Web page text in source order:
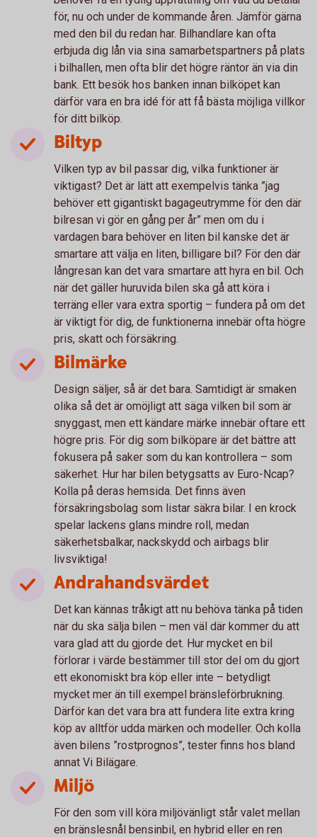
för, nu och under de kommande åren. Jämför gärna
med den bil du redan har. Bilhandlare kan ofta
erbjuda dig lån via sina samarbetspartners på plats
i bilhallen, men ofta blir det högre räntor än via din
bank. Ett besök hos banken innan bilköpet kan
därför vara en bra idé för att få bästa möjliga villkor
för ditt bilköp.
Biltyp
Vilken typ av bil passar dig, vilka funktioner är
viktigast? Det är lätt att exempelvis tänka ”jag
behöver ett gigantiskt bagageutrymme för den där
bilresan vi gör en gång per år” men om du i
vardagen bara behöver en liten bil kanske det är
smartare att välja en liten, billigare bil? För den där
långresan kan det vara smartare att hyra en bil. Och
när det gäller huruvida bilen ska gå att köra i
terräng eller vara extra sportig – fundera på om det
är viktigt för dig, de funktionerna innebär ofta högre
pris, skatt och försäkring.
Bilmärke
Design säljer, så är det bara. Samtidigt är smaken
olika så det är omöjligt att säga vilken bil som är
snyggast, men ett kändare märke innebär oftare ett
högre pris. För dig som bilköpare är det bättre att
fokusera på saker som du kan kontrollera – som
säkerhet. Hur har bilen betygsatts av Euro-Ncap?
Kolla på deras hemsida. Det finns även
försäkringsbolag som listar säkra bilar. I en krock
spelar lackens glans mindre roll, medan
säkerhetsbalkar, nackskydd och airbags blir
livsviktiga!
Andrahandsvärdet
Det kan kännas tråkigt att nu behöva tänka på tiden
när du ska sälja bilen – men väl där kommer du att
vara glad att du gjorde det. Hur mycket en bil
förlorar i värde bestämmer till stor del om du gjort
ett ekonomiskt bra köp eller inte – betydligt
mycket mer än till exempel bränsleförbrukning.
Därför kan det vara bra att fundera lite extra kring
köp av alltför udda märken och modeller. Och kolla
även bilens ”rostprognos”, tester finns hos bland
annat Vi Bilägare.
Miljö
För den som vill köra miljövänligt står valet mellan
en bränslesnål bensinbil, en hybrid eller en ren